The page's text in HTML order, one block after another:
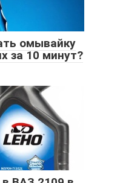
омывайку
за 10 минут?